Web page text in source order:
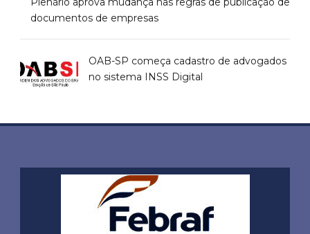
documentos de empresas
OAB-SP começa cadastro de advogados
no sistema INSS Digital